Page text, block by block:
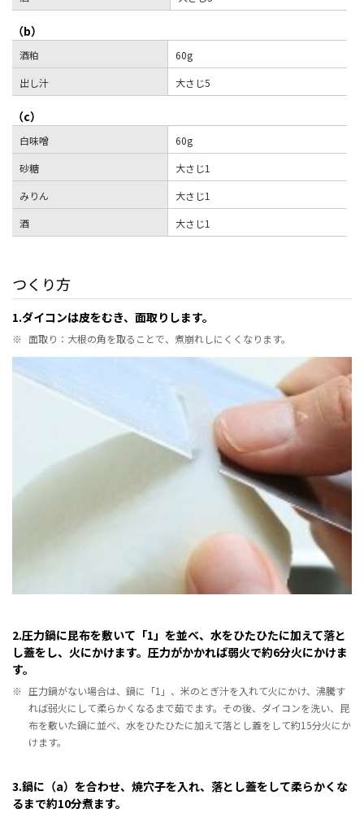
（b）
酒粕
60g
出し汁
大さじ5
（c）
白味噌
60g
砂糖
大さじ1
みりん
大さじ1
酒
大さじ1
つくり方
1.ダイコンは皮をむき、面取りします。
※ 面取り：大根の角を取ることで、煮崩れしにくくなります。
2.圧力鍋に昆布を敷いて「1」を並べ、水をひたひたに加えて落と
し蓋をし、火にかけます。圧力がかかれば弱火で約6分火にかけま
す。
※ 圧力鍋がない場合は、鍋に「1」、米のとぎ汁を入れて火にかけ、沸騰す
れば弱火にして柔らかくなるまで茹でます。その後、ダイコンを洗い、昆
布を敷いた鍋に並べ、水をひたひたに加えて落とし蓋をして約15分火にか
けます。
3.鍋に（a）を合わせ、焼穴子を入れ、落とし蓋をして柔らかくな
るまで約10分煮ます。